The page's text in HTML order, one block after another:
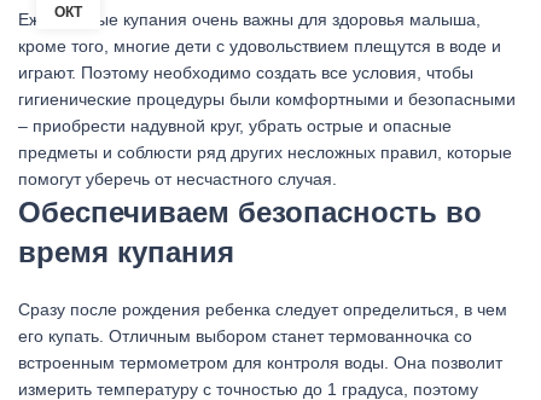
ОКТ
Ежедневные купания очень важны для здоровья малыша,
кроме того, многие дети с удовольствием плещутся в воде и
играют. Поэтому необходимо создать все условия, чтобы
гигиенические процедуры были комфортными и безопасными
– приобрести надувной круг, убрать острые и опасные
предметы и соблюсти ряд других несложных правил, которые
помогут уберечь от несчастного случая.
Обеспечиваем безопасность во
время купания
Сразу после рождения ребенка следует определиться, в чем
его купать. Отличным выбором станет термованночка со
встроенным термометром для контроля воды. Она позволит
измерить температуру с точностью до 1 градуса, поэтому